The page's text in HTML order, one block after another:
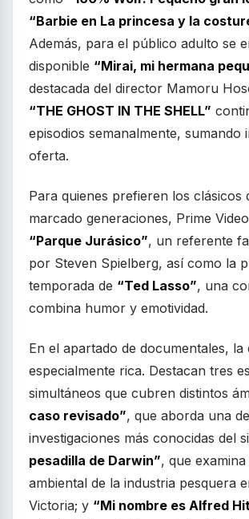
“Barbie en La princesa y la
Además, para el público adulto se
disponible “Mirai, mi hermana
destacada del director Mamoru
“THE GHOST IN THE SHELL”
episodios semanalmente, sumando
oferta.
Para quienes prefieren los clásicos
marcado generaciones, Prime
“Parque Jurásico”, un referente
por Steven Spielberg, así como la
temporada de “Ted Lasso”, una
combina humor y emotividad.
En el apartado de documentales, la
especialmente rica. Destacan tres
simultáneos que cubren distintos
caso revisado”, que aborda una
investigaciones más conocidas del
pesadilla de Darwin”, que
ambiental de la industria pesquera
Victoria; y “Mi nombre es Alfred